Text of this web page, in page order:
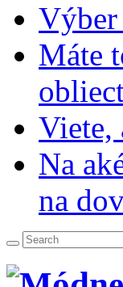
Výber
Máte
Viete,
Na
na